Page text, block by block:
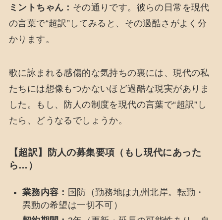
ミントちゃん： その通りです。彼らの日常を現代
の言葉で“超訳”してみると、その過酷さがよく分
かります。
歌に詠まれる感傷的な気持ちの裏には、現代の私
たちには想像もつかないほど過酷な現実がありま
した。もし、防人の制度を現代の言葉で“超訳”し
たら、どうなるでしょうか。
【超訳】防人の募集要項（もし現代にあった
ら…）
業務内容： 国防（勤務地は九州北岸。転勤・
異動の希望は一切不可）